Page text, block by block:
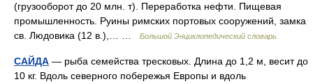
(грузооборот до 20 млн. т). Переработка нефти. Пищевая
промышленность. Руины римских портовых сооружений, замка
св. Людовика (12 в.),… …
Большой Энциклопедический словарь
САЙДА — рыба семейства тресковых. Длина до 1,2 м, весит до
10 кг. Вдоль северного побережья Европы и вдоль